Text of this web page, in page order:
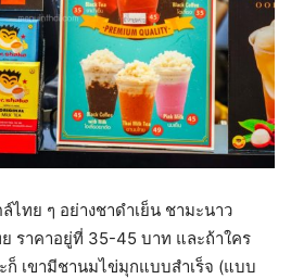
ไทย ๆ อย่างชาดำเย็น ชามะนาว
ราคาอยู่ที่ 35-45 บาท และถ้าใคร
ก็ เขามีชานมไข่มุกแบบสำเร็จ (แบบ